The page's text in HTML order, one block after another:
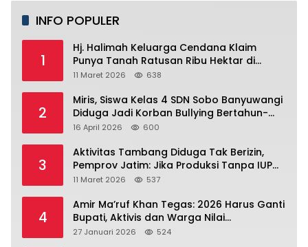
INFO POPULER
1
Hj. Halimah Keluarga Cendana Klaim
Punya Tanah Ratusan Ribu Hektar di
Banyuwangi.
11 Maret 2026 638
2
Miris, Siswa Kelas 4 SDN Sobo Banyuwangi
Diduga Jadi Korban Bullying Bertahun-
tahun, Terjadi di Depan Masjid Perumahan
16 April 2026 600
3
Aktivitas Tambang Diduga Tak Berizin,
Pemprov Jatim: Jika Produksi Tanpa IUP
Itu Pelanggaran Hukum
11 Maret 2026 537
4
Amir Ma’ruf Khan Tegas: 2026 Harus Ganti
Bupati, Aktivis dan Warga Nilai
Kepemimpinan Saat Ini Gagal Jawab
27 Januari 2026 524